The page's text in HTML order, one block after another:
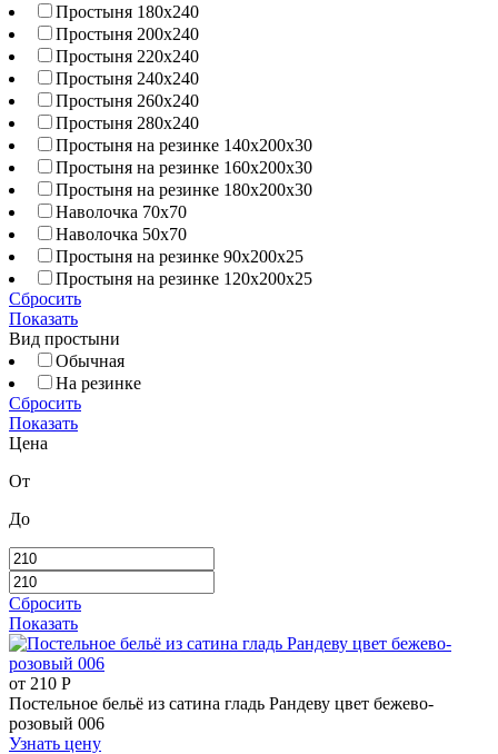
Простыня 180х240
Простыня 200х240
Простыня 220х240
Простыня 240х240
Простыня 260х240
Простыня 280х240
Простыня на резинке 140х200х30
Простыня на резинке 160х200х30
Простыня на резинке 180х200х30
Наволочка 70х70
Наволочка 50х70
Простыня на резинке 90х200х25
Простыня на резинке 120х200х25
Сбросить
Показать
Вид простыни
Обычная
На резинке
Сбросить
Показать
Цена
От
До
Сбросить
Показать
от 210 Р
Постельное бельё из сатина гладь Рандеву цвет бежево-
розовый 006
Узнать цену